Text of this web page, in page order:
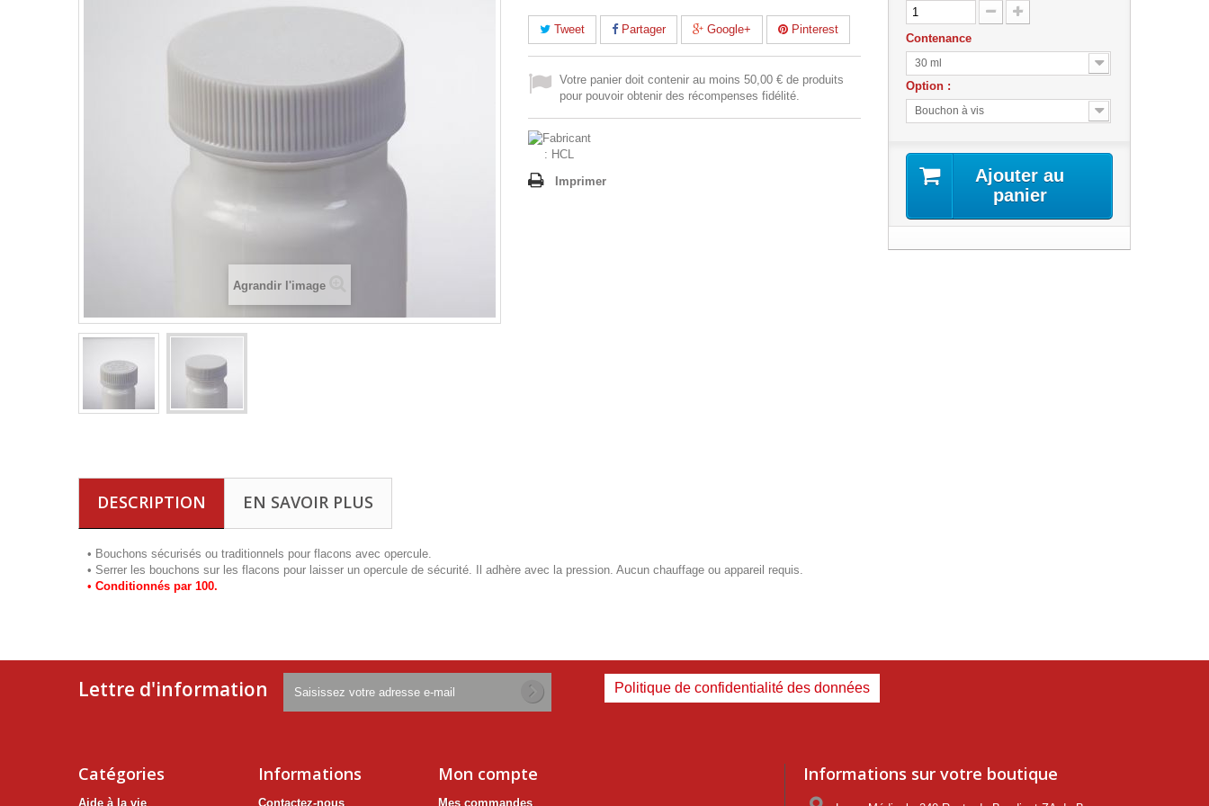
Agrandir l'image
Tweet Partager Google+ Pinterest
Votre panier doit contenir au moins 50,00 € de produits
pour pouvoir obtenir des récompenses fidélité.
Imprimer
Contenance
30 ml
Option :
Bouchon à vis
Ajouter au
panier
DESCRIPTION EN SAVOIR PLUS
• Bouchons sécurisés ou traditionnels pour flacons avec opercule.
• Serrer les bouchons sur les flacons pour laisser un opercule de sécurité. Il adhère avec la pression. Aucun chauffage ou appareil requis.
• Conditionnés par 100.
Lettre d'information
Catégories
Aide à la vie
Informations
Contactez-nous
Mon compte
Mes commandes
Informations sur votre boutique
Politique de confidentialité des données